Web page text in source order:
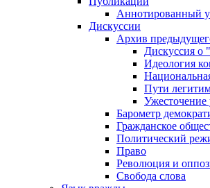
Аннотированный
Дискуссии
Архив
Дискуссия о
Идеология
Пути
Ужесточение
Барометр
Гражданское
Политический
Право
Революция и
Свобода слова